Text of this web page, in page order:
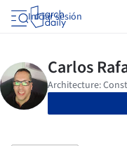
Iniciar sesión